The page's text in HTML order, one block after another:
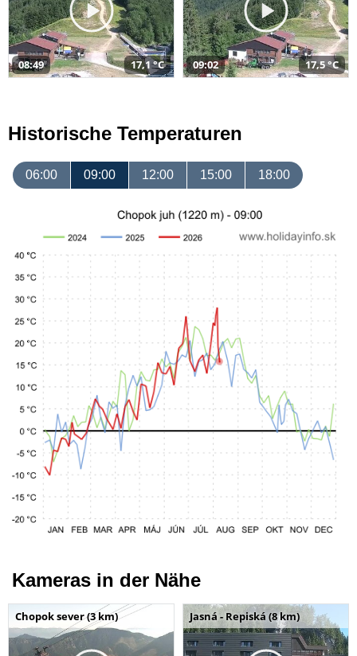
08:49 17,1 °C 09:02 17,5 °C
Historische Temperaturen
06:00 09:00 12:00 15:00 18:00
Kameras in der Nähe
Chopok sever (3 km) Jasná - Repiská (8 km)